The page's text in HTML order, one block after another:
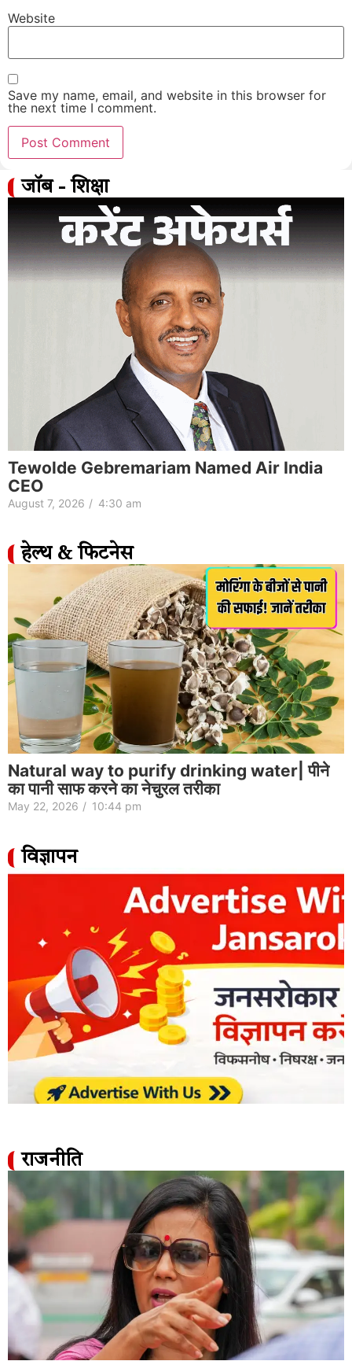
Website
Save my name, email, and website in this browser for
the next time I comment.
जॉब - शिक्षा
Tewolde Gebremariam Named Air India
CEO
August 7, 2026 / 4:30 am
हेल्थ & फिटनेस
Natural way to purify drinking water| पीने
का पानी साफ करने का नेचुरल तरीका
May 22, 2026 / 10:44 pm
विज्ञापन
राजनीति